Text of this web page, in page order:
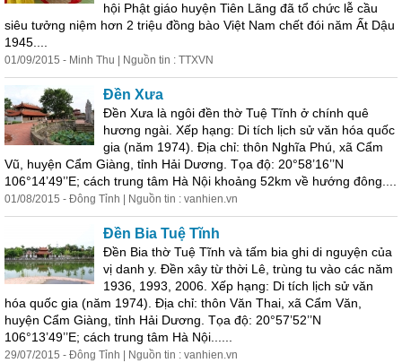
hội Phật giáo huyện Tiên Lãng đã tổ chức lễ cầu
siêu tưởng niệm hơn 2 triệu đồng bào Việt Nam chết đói năm Ất Dậu
1945....
01/09/2015 - Minh Thu | Nguồn tin : TTXVN
Đền Xưa
Đền Xưa là ngôi đền thờ Tuệ Tĩnh ở chính quê
hương ngài. Xếp hạng: Di tích lịch sử văn hóa quốc
gia (năm 1974). Địa chỉ: thôn Nghĩa Phú, xã Cẩm
Vũ, huyện Cẩm Giàng, tỉnh Hải Dương. Tọa độ: 20°58’16’’N
106°14’49’’E; cách trung tâm Hà Nội khoảng 52km về hướng đông....
01/08/2015 - Đông Tỉnh | Nguồn tin : vanhien.vn
Đền Bia Tuệ Tĩnh
Đền Bia thờ Tuệ Tĩnh và tấm bia ghi di nguyện của
vị danh y. Đền xây từ thời Lê, trùng tu vào các năm
1936, 1993, 2006. Xếp hạng: Di tích lịch sử văn
hóa quốc gia (năm 1974). Địa chỉ: thôn Văn Thai, xã Cẩm Văn,
huyện Cẩm Giàng, tỉnh Hải Dương. Tọa độ: 20°57’52’’N
106°13’49’’E; cách trung tâm Hà Nội......
29/07/2015 - Đông Tỉnh | Nguồn tin : vanhien.vn